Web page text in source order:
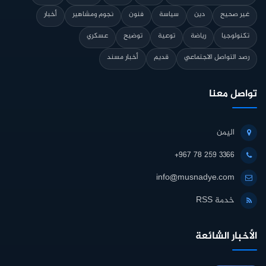
غير صحيح
دين سياسة فنون نجوم ومشاهير
أخبار
تكنولوجيا
رياضة توعية توضيح
عسكري
رصد التواصل الاجتماعي
قديم أخبار مسند
تواصل معنا
اليمن
+967 78 259 3366
info@musnadye.com
خدمة RSS
الأخبار الشائعة